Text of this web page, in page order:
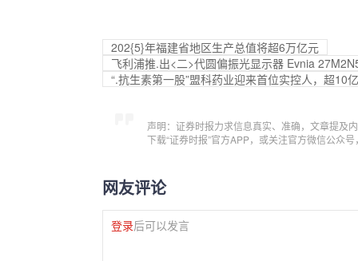
202{5}年福建省地区生产总值将超6万亿元
飞利浦推.出<二>代圆偏振光显示器 Evnia
“.抗生素第一股”盟科药业迎来首位实控人，超10
声明：证券时报力求信息真实、准确，文章提及
下载“证券时报”官方APP，或关注官方微信公众
网友评论
登录后可以发言